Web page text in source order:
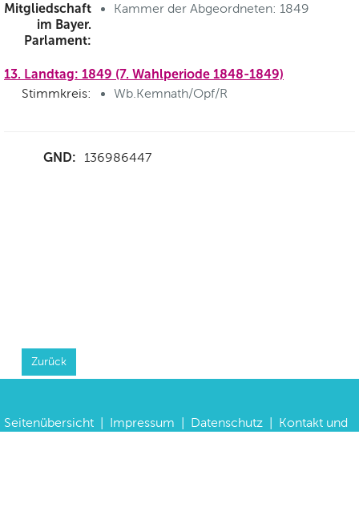
Mitgliedschaft
im Bayer.
Parlament:
Kammer der Abgeordneten: 1849
13. Landtag: 1849 (7. Wahlperiode 1848-1849)
Stimmkreis: Wb.Kemnath/Opf/R
GND: 136986447
Zurück
Seitenübersicht Impressum Datenschutz
Kontakt und